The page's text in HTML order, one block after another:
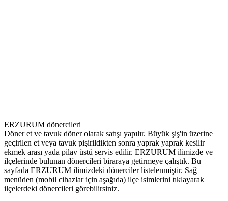
ERZURUM dönercileri
Döner et ve tavuk döner olarak satışı yapılır. Büyük şiş'in üzerine
geçirilen et veya tavuk pişirildikten sonra yaprak yaprak kesilir
ekmek arası yada pilav üstü servis edilir. ERZURUM ilimizde ve
ilçelerinde bulunan dönercileri biraraya getirmeye çalıştık. Bu
sayfada ERZURUM ilimizdeki dönerciler listelenmiştir. Sağ
menüden (mobil cihazlar için aşağıda) ilçe isimlerini tıklayarak
ilçelerdeki dönercileri görebilirsiniz.